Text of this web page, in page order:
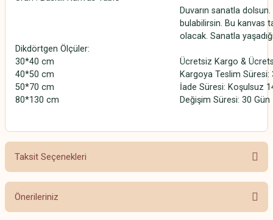
Dikdörtgen Ölçüler:
30*40 cm
40*50 cm
50*70 cm
80*130 cm
Duvarın sanatla
bulabilirsin. Bu kanvas
olacak. Sanatla
Ücretsiz Kargo &
Kargoya Teslim
İade Süresi: Koşulsuz
Değişim Süresi: 30 Gün
Taksit Seçenekleri
Önerileriniz